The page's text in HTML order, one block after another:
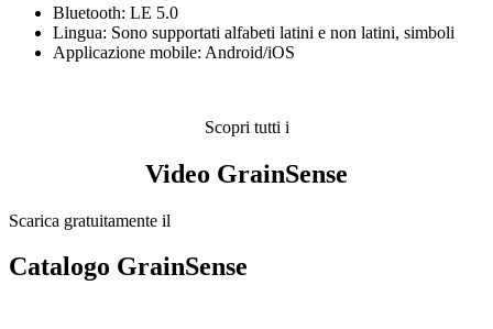
Bluetooth: LE 5.0
Lingua: Sono supportati alfabeti latini e non latini, simboli
Applicazione mobile: Android/iOS
Scopri tutti i
Video GrainSense
Scarica gratuitamente il
Catalogo GrainSense